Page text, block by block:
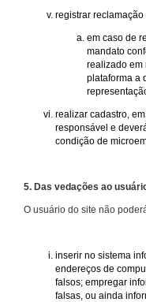
registrar
em caso de
mandato
realizado em
plataforma a
realizar cadastro,
responsável e
condição de
5. Das vedações ao
O usuário do site não
inserir no sistema
endereços de
falsos; empregar
falsas, ou ainda